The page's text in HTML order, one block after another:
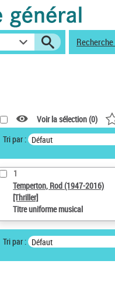
Voir la sélection (0)
Tri par : Défaut
1
Temperton, Rod (1947-2016)
[Thriller]
Titre uniforme musical
Tri par : Défaut